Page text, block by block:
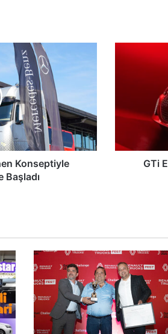
Konseptiyle
Başladı
GTi
Efsanesi
GTi
Doğuyor!
GTi